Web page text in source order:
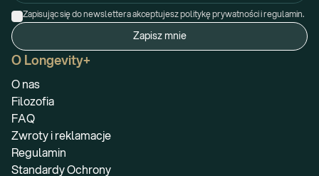
O Longevity+
O nas
Filozofia
FAQ
Zwroty i reklamacje
Regulamin
Standardy Ochrony
Zapisując się do newslettera akceptujesz politykę prywatności i regulamin.
Zapisz mnie